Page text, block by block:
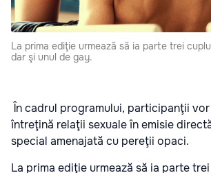
La prima ediţie urmează să ia parte trei
dar şi unul de gay.
În cadrul programului, participanţii
întreţină relaţii sexuale în emisie
special amenajată cu pereţii opaci.
La prima ediţie urmează să ia parte